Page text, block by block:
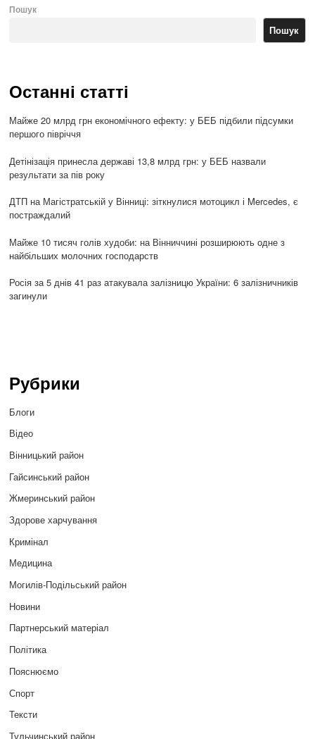
Пошук
Пошук
Останні статті
Майже 20 млрд грн економічного ефекту: у БЕБ підбили підсумки
першого півріччя
Детінізація принесла державі 13,8 млрд грн: у БЕБ назвали
результати за пів року
ДТП на Магістратській у Вінниці: зіткнулися мотоцикл і Mercedes, є
постраждалий
Майже 10 тисяч голів худоби: на Вінниччині розширюють одне з
найбільших молочних господарств
Росія за 5 днів 41 раз атакувала залізницю України: 6 залізничників
загинули
Рубрики
Блоги
Відео
Вінницький район
Гайсинський район
Жмеринський район
Здорове харчування
Кримінал
Медицина
Могилів-Подільський район
Новини
Партнерський матеріал
Політика
Пояснюємо
Спорт
Тексти
Тульчинський район